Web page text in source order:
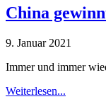
China
9. Januar 2021
Immer und immer
Weiterlesen...